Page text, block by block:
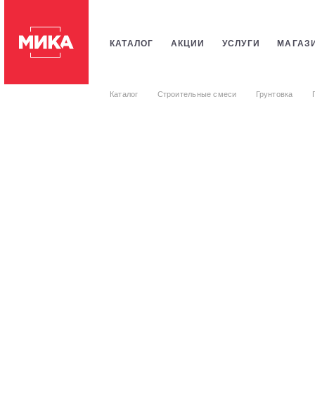
КАТАЛОГ АКЦИИ УСЛУГИ
Каталог Строительные смеси Грунтовка